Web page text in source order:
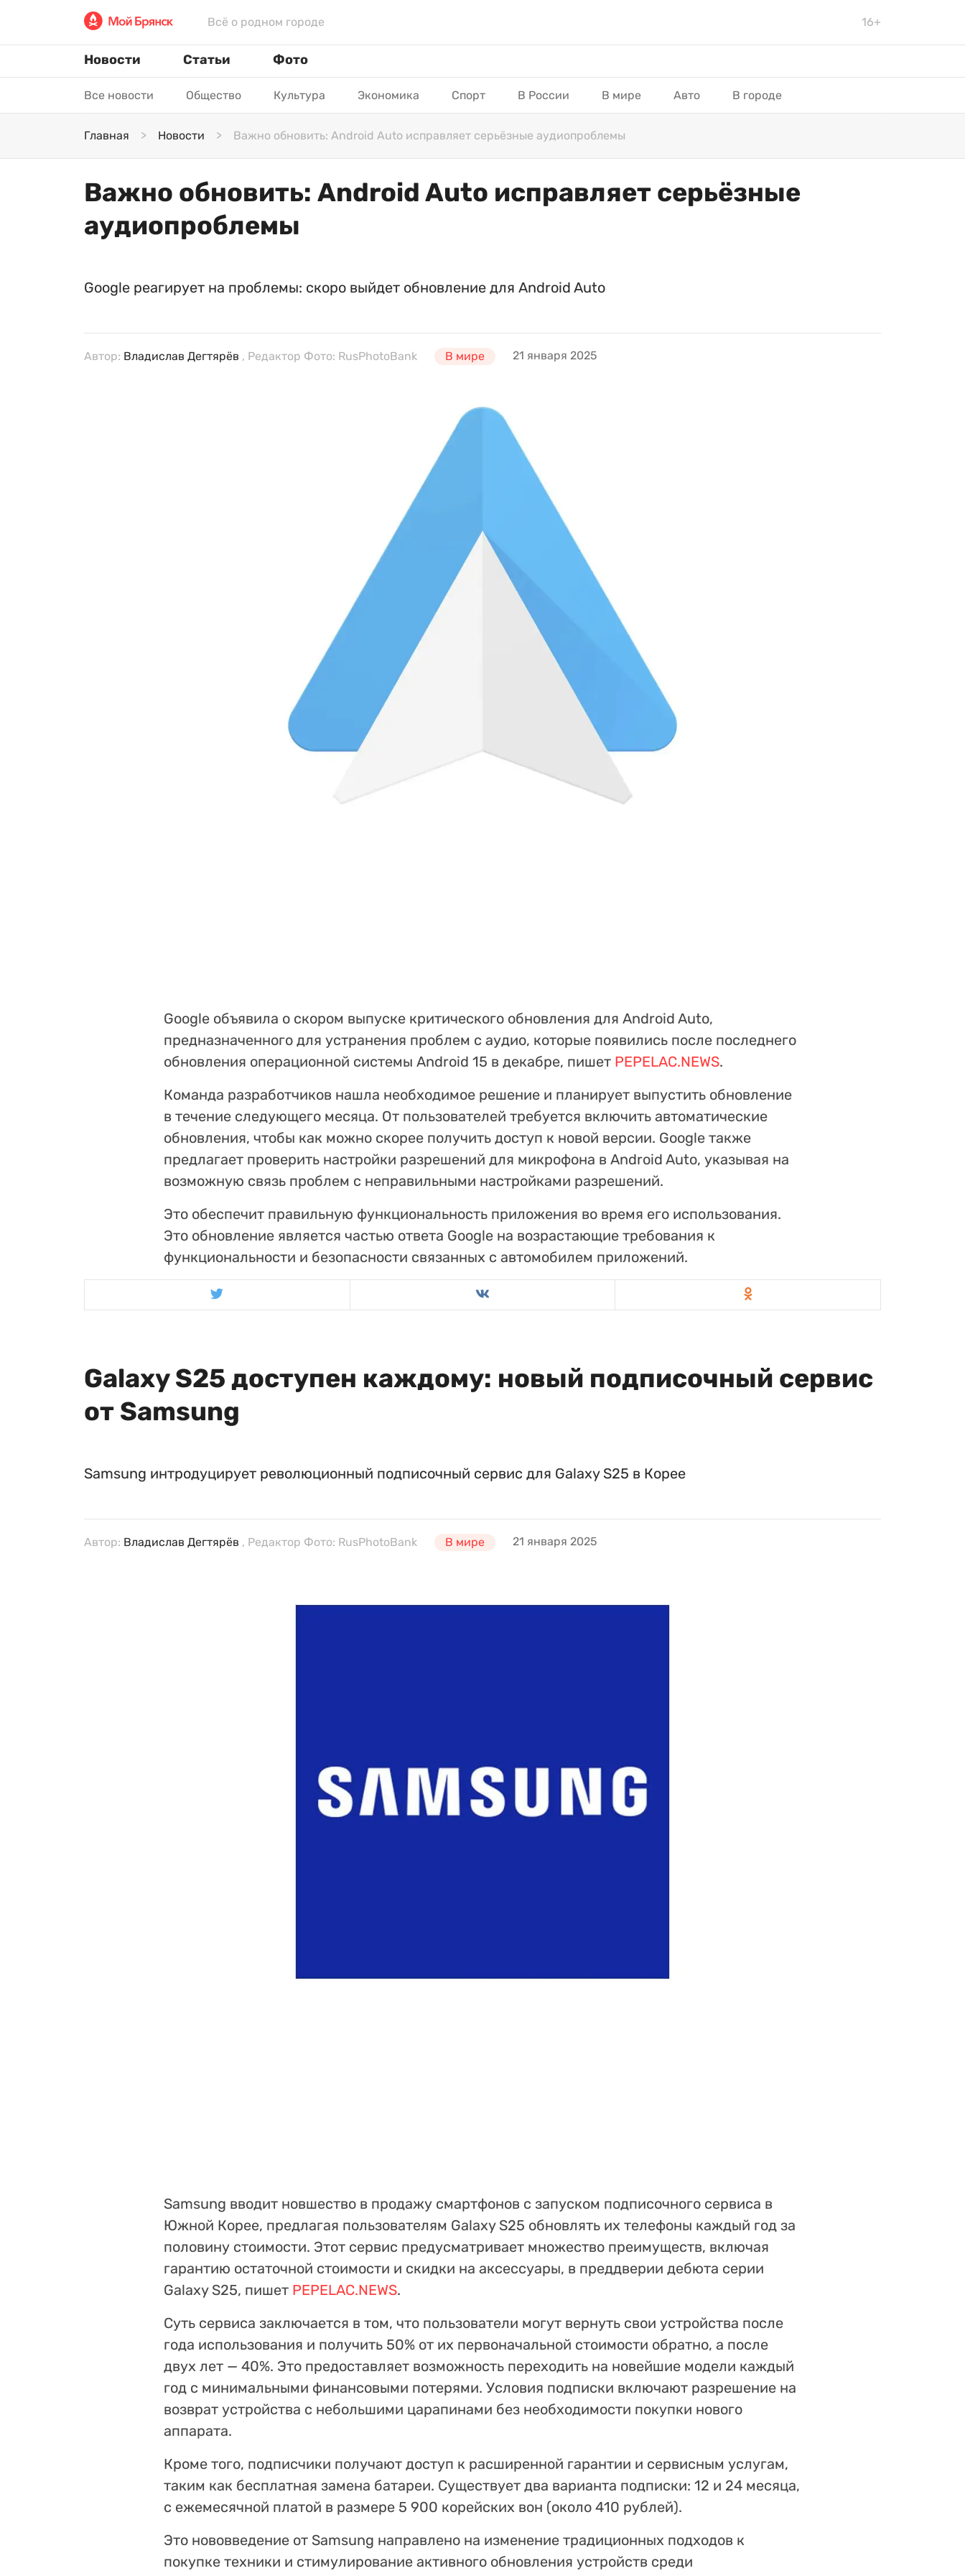
Всё о родном городе 16+
Новости Статьи Фото
Все новости Общество Культура Экономика Спорт В России В мире Авто В городе
Главная Новости Важно обновить: Android Auto исправляет серьёзные аудиопроблемы
Важно обновить: Android Auto исправляет серьёзные
аудиопроблемы
Google реагирует на проблемы: скоро выйдет обновление для Android Auto
Автор: Владислав Дегтярёв , Редактор Фото: RusPhotoBank В мире 21 января 2025
Google объявила о скором выпуске критического обновления для Android Auto,
предназначенного для устранения проблем с аудио, которые появились после последнего
обновления операционной системы Android 15 в декабре, пишет PEPELAC.NEWS.
Команда разработчиков нашла необходимое решение и планирует выпустить обновление
в течение следующего месяца. От пользователей требуется включить автоматические
обновления, чтобы как можно скорее получить доступ к новой версии. Google также
предлагает проверить настройки разрешений для микрофона в Android Auto, указывая на
возможную связь проблем с неправильными настройками разрешений.
Это обеспечит правильную функциональность приложения во время его использования.
Это обновление является частью ответа Google на возрастающие требования к
функциональности и безопасности связанных с автомобилем приложений.
Galaxy S25 доступен каждому: новый подписочный сервис
от Samsung
Samsung интродуцирует революционный подписочный сервис для Galaxy S25 в Корее
Автор: Владислав Дегтярёв , Редактор Фото: RusPhotoBank В мире 21 января 2025
Samsung вводит новшество в продажу смартфонов с запуском подписочного сервиса в
Южной Корее, предлагая пользователям Galaxy S25 обновлять их телефоны каждый год за
половину стоимости. Этот сервис предусматривает множество преимуществ, включая
гарантию остаточной стоимости и скидки на аксессуары, в преддверии дебюта серии
Galaxy S25, пишет PEPELAC.NEWS.
Суть сервиса заключается в том, что пользователи могут вернуть свои устройства после
года использования и получить 50% от их первоначальной стоимости обратно, а после
двух лет — 40%. Это предоставляет возможность переходить на новейшие модели каждый
год с минимальными финансовыми потерями. Условия подписки включают разрешение на
возврат устройства с небольшими царапинами без необходимости покупки нового
аппарата.
Кроме того, подписчики получают доступ к расширенной гарантии и сервисным услугам,
таким как бесплатная замена батареи. Существует два варианта подписки: 12 и 24 месяца,
с ежемесячной платой в размере 5 900 корейских вон (около 410 рублей).
Это нововведение от Samsung направлено на изменение традиционных подходов к
покупке техники и стимулирование активного обновления устройств среди